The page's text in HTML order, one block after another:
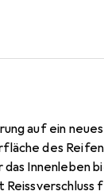
auf ein
des
Innenleben